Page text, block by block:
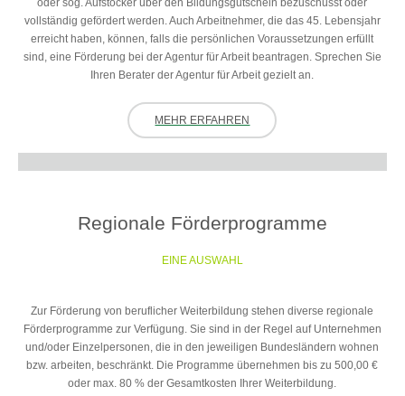
oder sog. Aufstocker über den Bildungsgutschein bezuschusst oder
vollständig gefördert werden. Auch Arbeitnehmer, die das 45. Lebensjahr
erreicht haben, können, falls die persönlichen Voraussetzungen erfüllt
sind, eine Förderung bei der Agentur für Arbeit beantragen. Sprechen Sie
Ihren Berater der Agentur für Arbeit gezielt an.
MEHR ERFAHREN
Regionale Förderprogramme
EINE AUSWAHL
Zur Förderung von beruflicher Weiterbildung stehen diverse regionale
Förderprogramme zur Verfügung. Sie sind in der Regel auf Unternehmen
und/oder Einzelpersonen, die in den jeweiligen Bundesländern wohnen
bzw. arbeiten, beschränkt. Die Programme übernehmen bis zu 500,00 €
oder max. 80 % der Gesamtkosten Ihrer Weiterbildung.